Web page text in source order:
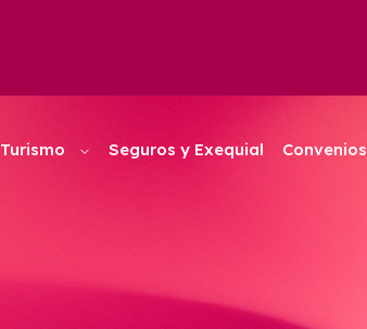
Turismo Seguros y Exequial Convenios